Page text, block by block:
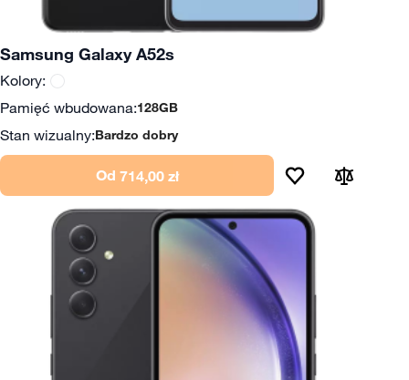
Samsung Galaxy A52s
Kolory:
Pamięć wbudowana:128GB
Stan wizualny:Bardzo dobry
Od 714,00 zł